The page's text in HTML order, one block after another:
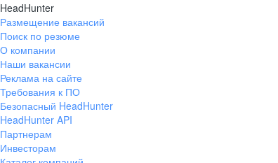
HeadHunter
Размещение вакансий
Поиск по резюме
О компании
Наши вакансии
Реклама на сайте
Требования к ПО
Безопасный HeadHunter
HeadHunter API
Партнерам
Инвесторам